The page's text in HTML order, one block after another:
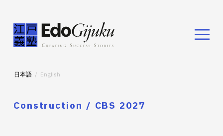
日本語 English
Construction / CBS 2027